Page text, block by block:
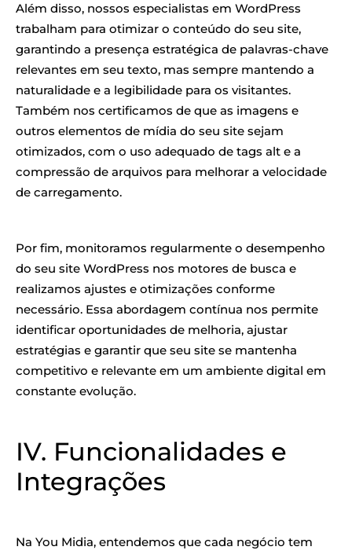
Além disso, nossos especialistas em WordPress
trabalham para otimizar o conteúdo do seu site,
garantindo a presença estratégica de palavras-chave
relevantes em seu texto, mas sempre mantendo a
naturalidade e a legibilidade para os visitantes.
Também nos certificamos de que as imagens e
outros elementos de mídia do seu site sejam
otimizados, com o uso adequado de tags alt e a
compressão de arquivos para melhorar a velocidade
de carregamento.
Por fim, monitoramos regularmente o desempenho
do seu site WordPress nos motores de busca e
realizamos ajustes e otimizações conforme
necessário. Essa abordagem contínua nos permite
identificar oportunidades de melhoria, ajustar
estratégias e garantir que seu site se mantenha
competitivo e relevante em um ambiente digital em
constante evolução.
IV. Funcionalidades e
Integrações
Na You Midia, entendemos que cada negócio tem